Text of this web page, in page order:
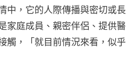
中，它的人際傳播與密切或長
家庭成員、親密伴侶、提供醫
觸，「就目前情況來看，似乎